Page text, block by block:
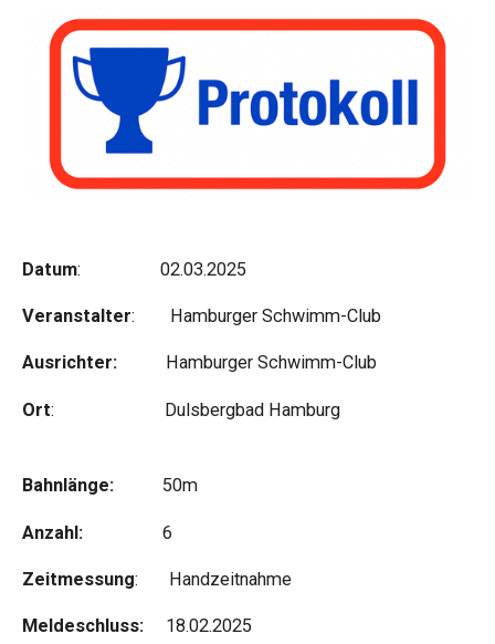
Datum: 02.03.2025
Veranstalter: Hamburger Schwimm-Club
Ausrichter: Hamburger Schwimm-Club
Ort: Dulsbergbad Hamburg
Bahnlänge: 50m
Anzahl: 6
Zeitmessung: Handzeitnahme
Meldeschluss: 18.02.2025